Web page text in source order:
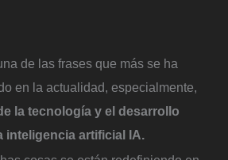
de las frases que más se ha
en la actualidad, especialmente,
la tecnología y el desarrollo
inteligencia artificial IA.